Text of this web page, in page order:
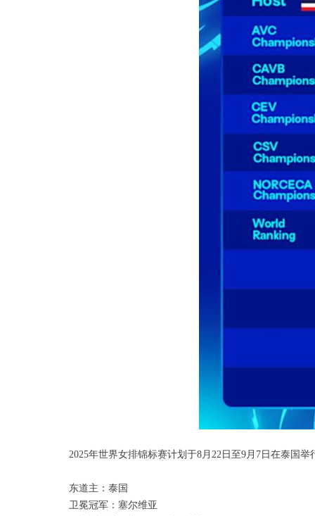
2025年世界女排锦标赛计划于8月22日至9月7日在泰国举
东道主：泰国
卫冕冠军：塞尔维亚